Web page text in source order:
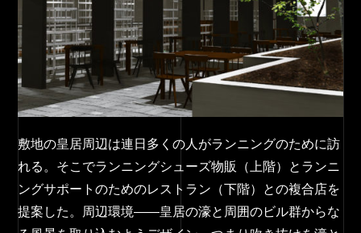
敷地の皇居周辺は連日多くの人がランニングのために訪
れる。そこでランニングシューズ物販（上階）とランニ
ングサポートのためのレストラン（下階）との複合店を
提案した。周辺環境――皇居の濠と周囲のビル群からな